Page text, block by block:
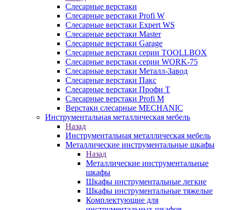
Слесарные верстаки
Слесарные верстаки Profi W
Слесарные верстаки Expert WS
Слесарные верстаки Master
Слесарные верстаки Garage
Слесарные верстаки серии TOOLLBOX
Слесарные верстаки серии WORK-75
Слесарные верстаки Металл-Завод
Слесарные верстаки Пакс
Слесарные верстаки Профи Т
Слесарные верстаки Profi M
Верстаки слесарные MECHANIC
Инструментальная металлическая мебель
Назад
Инструментальная металлическая мебель
Металлические инструментальные шкафы
Назад
Металлические инструментальные
шкафы
Шкафы инструментальные легкие
Шкафы инструментальные тяжелые
Комплектующие для